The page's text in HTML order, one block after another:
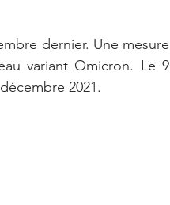
dernier. Une mesure
variant Omicron. Le 9
2021.